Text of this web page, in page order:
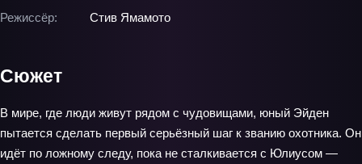
Режиссёр: Стив Ямамото
Сюжет
В мире, где люди живут рядом с чудовищами, юный Эйден
пытается сделать первый серьёзный шаг к званию охотника. Он
идёт по ложному следу, пока не сталкивается с Юлиусом —